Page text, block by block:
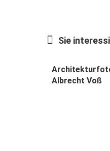
Sie
Albrecht Voß